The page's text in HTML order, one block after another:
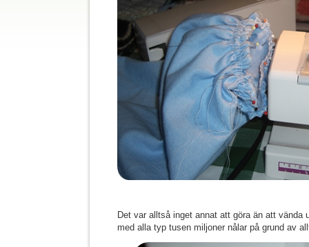
Det var alltså inget annat att göra än att vända
med alla typ tusen miljoner nålar på grund av